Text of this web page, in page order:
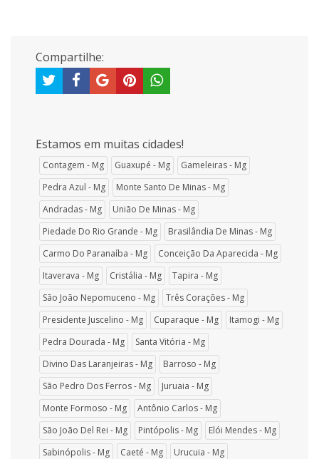
Compartilhe:
Estamos em muitas cidades!
Contagem - Mg Guaxupé - Mg
Gameleiras - Mg
Pedra Azul - Mg
Monte Santo De Minas - Mg
Andradas - Mg
União De Minas - Mg
Piedade Do Rio Grande - Mg
Brasilândia De Minas - Mg
Carmo Do Paranaíba - Mg
Conceição Da Aparecida - Mg
Itaverava - Mg
Cristália - Mg
Tapira - Mg
São João Nepomuceno - Mg
Três Corações - Mg
Presidente Juscelino - Mg
Cuparaque - Mg
Itamogi - Mg
Pedra Dourada - Mg
Santa Vitória - Mg
Divino Das Laranjeiras - Mg
Barroso - Mg
São Pedro Dos Ferros - Mg
Juruaia - Mg
Monte Formoso - Mg
Antônio Carlos - Mg
São João Del Rei - Mg
Pintópolis - Mg
Elói Mendes - Mg
Sabinópolis - Mg
Caeté - Mg
Urucuia - Mg